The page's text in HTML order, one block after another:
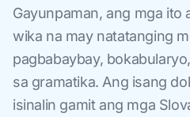
Gayunpaman, ang mga ito
wika na may natatanging
pagbabaybay,
sa gramatika. Ang isang
isinalin gamit ang mga